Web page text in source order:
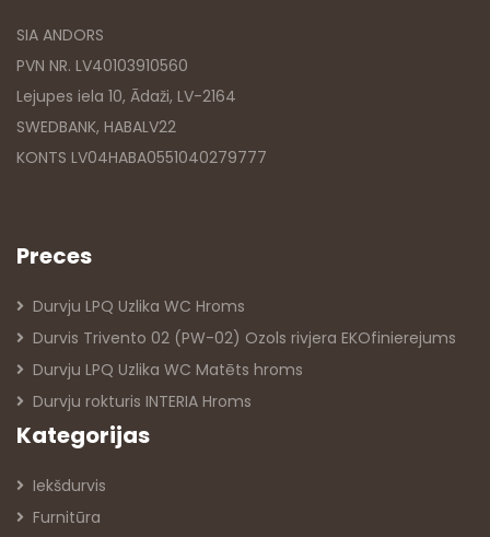
SIA ANDORS
PVN NR. LV40103910560
Lejupes iela 10, Ādaži, LV-2164
SWEDBANK, HABALV22
KONTS LV04HABA0551040279777
Preces
Durvju LPQ Uzlika WC Hroms
Durvis Trivento 02 (PW-02) Ozols rivjera EKOfinierejums
Durvju LPQ Uzlika WC Matēts hroms
Durvju rokturis INTERIA Hroms
Kategorijas
Iekšdurvis
Furnitūra